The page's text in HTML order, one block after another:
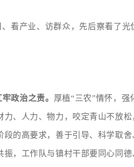
看产业、访群众，先后察看了
政治之责。 厚植“三农”情怀，
、人力、物力，咬定青山不放松
的高要求，善于引导、科学取
振，工作队与镇村干部要同心同